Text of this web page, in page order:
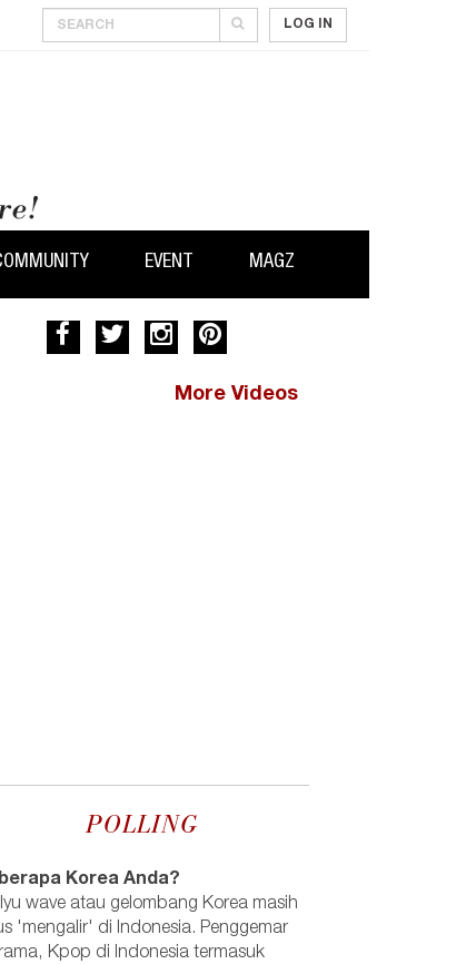
LOG IN
EVENT MAGZ
More Videos
POLLING
Korea Anda?
wave atau gelombang Korea masih
'mengalir' di Indonesia. Penggemar
Kpop di Indonesia termasuk